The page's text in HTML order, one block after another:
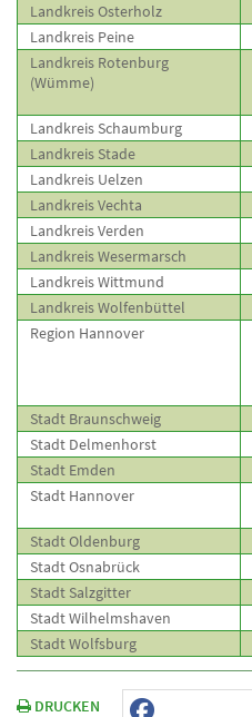
Landkreis Osterholz
Landkreis Peine
Landkreis Rotenburg
(Wümme)
Landkreis Schaumburg
Landkreis Stade
Landkreis Uelzen
Landkreis Vechta
Landkreis Verden
Landkreis Wesermarsch
Landkreis Wittmund
Landkreis Wolfenbüttel
Region Hannover
Stadt Braunschweig
Stadt Delmenhorst
Stadt Emden
Stadt Hannover
Stadt Oldenburg
Stadt Osnabrück
Stadt Salzgitter
Stadt Wilhelmshaven
Stadt Wolfsburg
DRUCKEN